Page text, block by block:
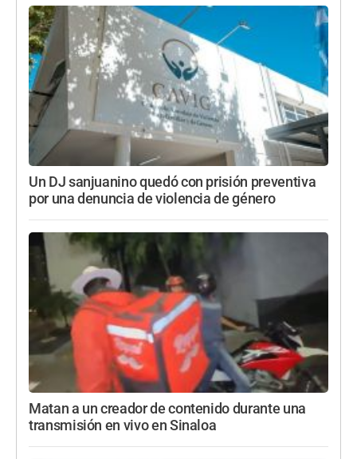
Un DJ sanjuanino quedó con prisión preventiva
por una denuncia de violencia de género
Matan a un creador de contenido durante una
transmisión en vivo en Sinaloa